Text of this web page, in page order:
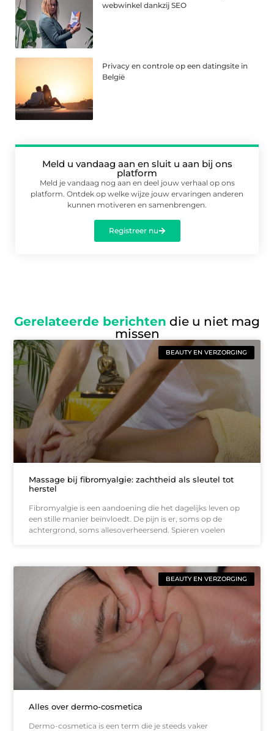
webwinkel dankzij SEO
Privacy en controle op een datingsite in
België
Meld u vandaag aan en sluit u aan bij ons
platform
Meld je vandaag nog aan en deel jouw verhaal op ons
platform. Ontdek op welke wijze jouw ervaringen anderen
kunnen motiveren en samenbrengen.
Registreer nu
Gerelateerde berichten die u niet mag
missen
BEAUTY EN VERZORGING
Massage bij fibromyalgie: zachtheid als sleutel tot
herstel
Fibromyalgie is een aandoening die het dagelijks leven op
een stille manier beïnvloedt. De pijn is er, soms op de
achtergrond, soms allesoverheersend. Spieren voelen
BEAUTY EN VERZORGING
Alles over dermo-cosmetica
Dermo-cosmetica is een term die je steeds vaker